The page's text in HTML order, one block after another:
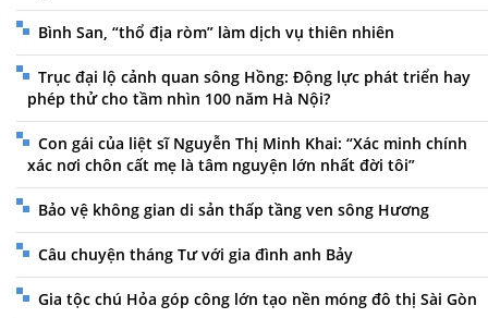
Bình San, “thổ địa ròm” làm dịch vụ thiên nhiên
Trục đại lộ cảnh quan sông Hồng: Động lực phát triển hay
phép thử cho tầm nhìn 100 năm Hà Nội?
Con gái của liệt sĩ Nguyễn Thị Minh Khai: “Xác minh chính
xác nơi chôn cất mẹ là tâm nguyện lớn nhất đời tôi”
Bảo vệ không gian di sản thấp tầng ven sông Hương
Câu chuyện tháng Tư với gia đình anh Bảy
Gia tộc chú Hỏa góp công lớn tạo nền móng đô thị Sài Gòn